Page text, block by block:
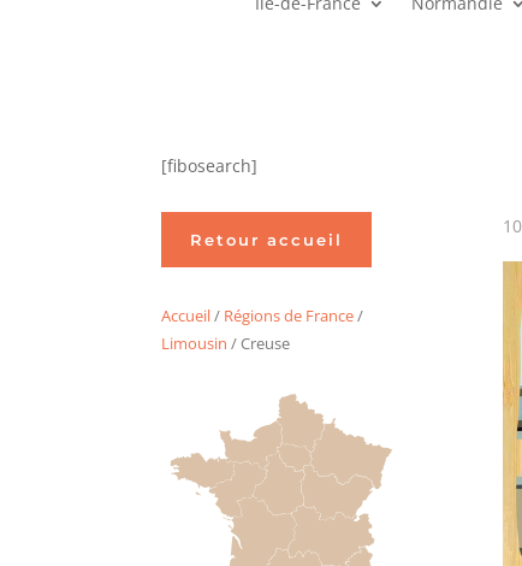
[fibosearch]
Retour accueil
Accueil/ Régions de France/
Limousin / Creuse